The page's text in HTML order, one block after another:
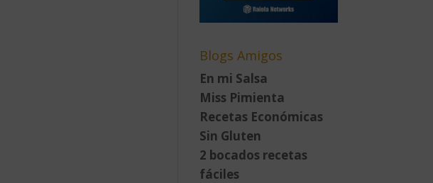
Blogs Amigos
En mi Salsa
Miss Pimienta
Recetas Económicas
Sin Gluten
2 bocados recetas
fáciles